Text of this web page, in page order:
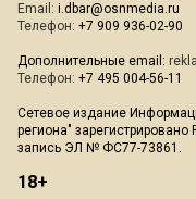
Email: i.dbar@osnmedia.ru
Телефон: +7 909 936-02-90
Дополнительные email:
Телефон: +7 495 004-56-11
Сетевое издание
региона"
запись ЭЛ № ФС77-73861.
18+